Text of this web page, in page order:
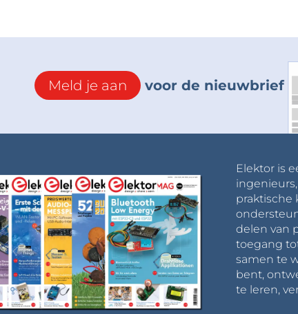
Meld je aan voor de nieuwbrief
Elektor is
praktische
delen van
toegang
samen te
bent,
te leren,